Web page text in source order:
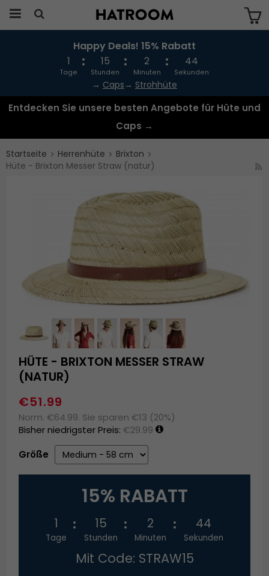
Das Produkt wurde in Ihren Warenkorb
gelegt
Happy Deals! 15% Rabatt
1
Tage
15
Stunden
2
Minuten
44
Sekunden
→ Caps → Strohhüte
Entdecken Sie unsere besten Angebote für Hüte und
Caps →
Startseite Herrenhüte
Brixton
Hüte - Brixton Messer Straw (natur)
HÜTE - BRIXTON MESSER STRAW
(NATUR)
€51.99
Norm. €64.99. Sie sparen €13 (20%)
Bisher niedrigster Preis: €29.99
Größe
15% RABATT
1
Tage
15
Stunden
2
Minuten
44
Sekunden
Mit Code: STRAW15